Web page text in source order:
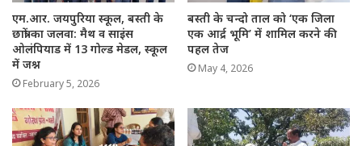
एम.आर. जयपुरिया स्कूल, बस्ती के
छात्रों का जलवा: मैथ व साइंस
ओलंपियाड में 13 गोल्ड मेडल, स्कूल
में जश्न
February 5, 2026
बस्ती के चन्दो ताल को ‘एक जिला
एक आर्द्र भूमि’ में शामिल करने की
पहल तेज
May 4, 2026